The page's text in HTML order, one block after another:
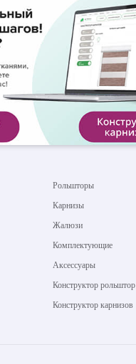
Рольшторы
Карнизы
Жалюзи
Комплектующие
Аксессуары
Конструктор рольштор
Конструктор карнизов